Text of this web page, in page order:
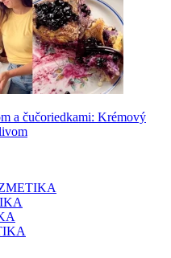
a čučoriedkami: Krémový